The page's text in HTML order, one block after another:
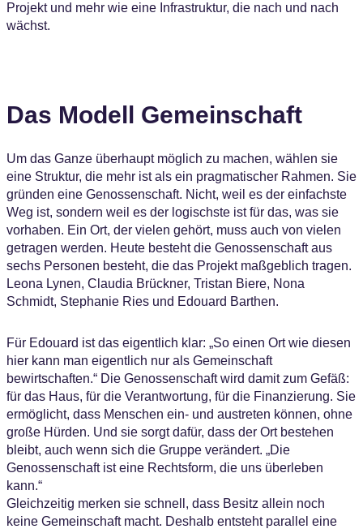
Projekt und mehr wie eine Infrastruktur, die nach und nach
wächst.
Das Modell Gemeinschaft
Um das Ganze überhaupt möglich zu machen, wählen sie
eine Struktur, die mehr ist als ein pragmatischer Rahmen. Sie
gründen eine Genossenschaft. Nicht, weil es der einfachste
Weg ist, sondern weil es der logischste ist für das, was sie
vorhaben. Ein Ort, der vielen gehört, muss auch von vielen
getragen werden. Heute besteht die Genossenschaft aus
sechs Personen besteht, die das Projekt maßgeblich tragen.
Leona Lynen, Claudia Brückner, Tristan Biere, Nona
Schmidt, Stephanie Ries und Edouard Barthen.
Für Edouard ist das eigentlich klar: „So einen Ort wie diesen
hier kann man eigentlich nur als Gemeinschaft
bewirtschaften.“ Die Genossenschaft wird damit zum Gefäß:
für das Haus, für die Verantwortung, für die Finanzierung. Sie
ermöglicht, dass Menschen ein- und austreten können, ohne
große Hürden. Und sie sorgt dafür, dass der Ort bestehen
bleibt, auch wenn sich die Gruppe verändert. „Die
Genossenschaft ist eine Rechtsform, die uns überleben
kann.“
Gleichzeitig merken sie schnell, dass Besitz allein noch
keine Gemeinschaft macht. Deshalb entsteht parallel eine